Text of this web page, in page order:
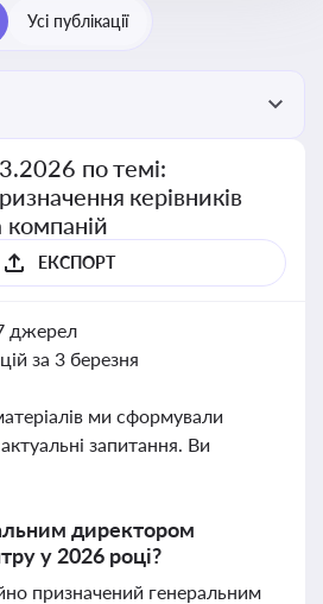
Усі публікації
по темі:
керівників
ЕКСПОРТ
джерел
за 3 березня
ми сформували
запитання. Ви
директором
у 2026 році?
призначений генеральним